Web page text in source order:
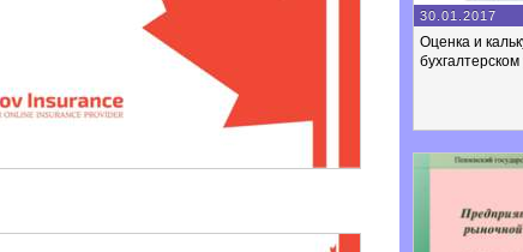
30.01.2017
Оценка и
бухгалтерском